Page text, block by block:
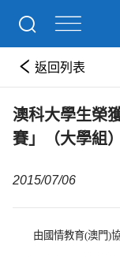
返回列表
澳科大學生榮
賽」（大學組
2015/07/06
由國情教育(澳門)